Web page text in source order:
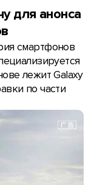
для анонса
смартфонов
лежит Galaxy
по части